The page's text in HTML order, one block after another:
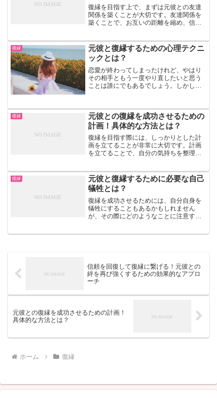
復縁を目指す上で、まずは元彼との友達
関係を築くことが大切です。友達関係を
築くことで、お互いの距離を縮め、信頼
人としての関係が終わった後も、お互い
を大切に思い合うことができ...
復縁
元彼と復縁するための心理テクニ
ックとは？
恋愛が終わってしまったけれど、やはり
その相手ともう一度やり直したいと思う
ことは誰にでもあるでしょう。しかし、
理解するだけでなく、効果的な心理テク
ニックも活用することが大...
復縁
元彼との復縁を成功させるための
計画！具体的な方法とは？
復縁を目指す際には、しっかりとした計
画を立てることが非常に大切です。計画
を立てることで、自分の気持ちを整理
立てることの重要性について説明しま
す。復縁には計画が不可欠です...
復縁
元彼と復縁するために必要な自己
犠牲とは？
復縁を成功させるためには、自分自身を
犠牲にすることもあるかもしれません
が、その際にどのようなことに注意すべ
信頼を回復して復縁に繋げる！元彼との
絆を再び強くするための効果的なアプロ
ーチ
元彼との復縁を成功させるための計画！
具体的な方法とは？
ホーム 復縁